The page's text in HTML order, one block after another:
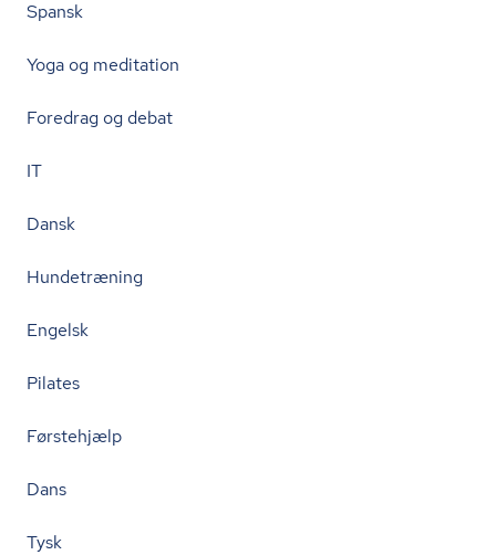
Spansk
Yoga og meditation
Foredrag og debat
IT
Dansk
Hundetræning
Engelsk
Pilates
Førstehjælp
Dans
Tysk